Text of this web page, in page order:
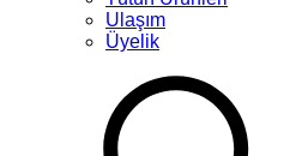
Ulaşım
Üyelik